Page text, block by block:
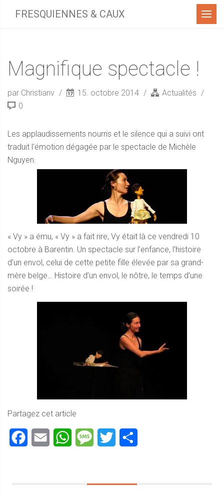
FRESQUIENNES & CAUX Menu
Magnifique spectacle !
par Christianv 15. octobre 2014
Actualités
0
Les applaudissements nourris et le silence qui a suivi ont
traduit l’émotion dégagée par le spectacle de Michèle
Nguyen.
« Vy » a ému, « Vy » a fait rire, Vy était là ce vendredi 10
octobre à Barentin. Un spectacle sur l’enfance, l’histoire
d’un envol, celui de cette petite fille élevée par sa grand-
mère belge… Histoire d’un envol, le nôtre, le temps d’une
soirée !
Partagez cet article
Facebook
Email WhatsAppMessageTwitter